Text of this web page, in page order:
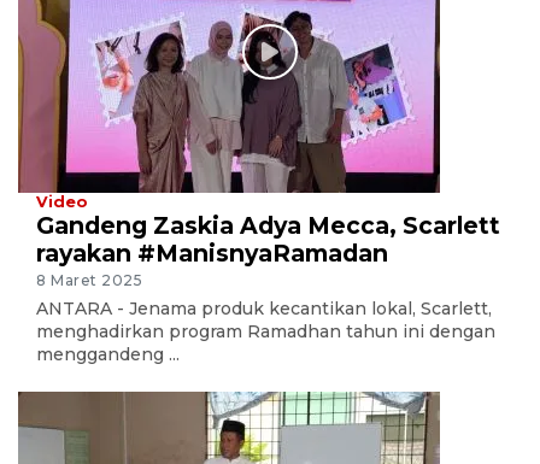
Video
Gandeng Zaskia Adya Mecca, Scarlett
rayakan #ManisnyaRamadan
8 Maret 2025
ANTARA - Jenama produk kecantikan lokal, Scarlett,
menghadirkan program Ramadhan tahun ini dengan
menggandeng ...